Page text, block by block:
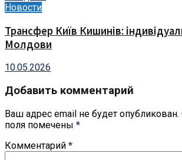
Новости
Трансфер Київ Кишинів:
Молдови
10.05.2026
Добавить комментарий
Ваш адрес email не будет опубликован.
поля помечены *
Комментарий *